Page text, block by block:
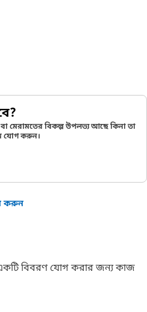
বা মেরামতের বিকল্প উপলভ্য আছে কিনা তা
যোগ করুন।
করুন
বিবরণ যোগ করার জন্য কাজ